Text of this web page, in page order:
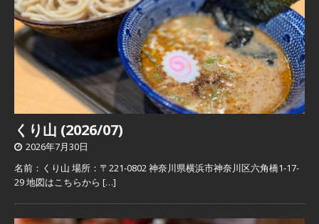
くり山 (2026/07)
2026年7月30日
名前：くり山 場所：〒221-0802 神奈川県横浜市神奈川区六角橋1-17-
29 地図はこちらから […]